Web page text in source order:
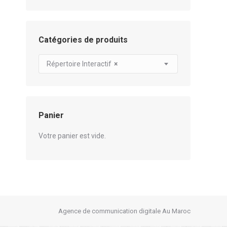
Catégories de produits
×
Répertoire Interactif
Panier
Votre panier est vide.
Agence de communication digitale Au Maroc